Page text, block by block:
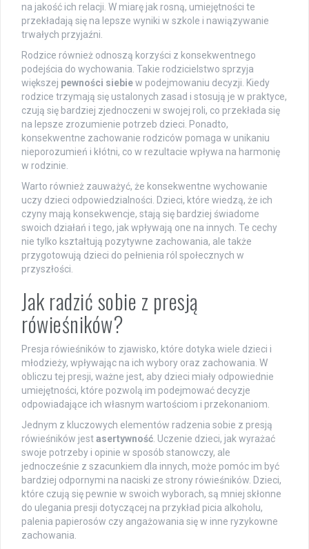
na jakość ich relacji. W miarę jak rosną, umiejętności te
przekładają się na lepsze wyniki w szkole i nawiązywanie
trwałych przyjaźni.
Rodzice również odnoszą korzyści z konsekwentnego
podejścia do wychowania. Takie rodzicielstwo sprzyja
większej pewności siebiew podejmowaniu decyzji. Kiedy
rodzice trzymają się ustalonych zasad i stosują je w praktyce,
czują się bardziej zjednoczeni w swojej roli, co przekłada się
na lepsze zrozumienie potrzeb dzieci. Ponadto,
konsekwentne zachowanie rodziców pomaga w unikaniu
nieporozumień i kłótni, co w rezultacie wpływa na harmonię
w rodzinie.
Warto również zauważyć, że konsekwentne wychowanie
uczy dzieci odpowiedzialności. Dzieci, które wiedzą, że ich
czyny mają konsekwencje, stają się bardziej świadome
swoich działań i tego, jak wpływają one na innych. Te cechy
nie tylko kształtują pozytywne zachowania, ale także
przygotowują dzieci do pełnienia ról społecznych w
przyszłości.
Jak radzić sobie z presją
rówieśników?
Presja rówieśników to zjawisko, które dotyka wiele dzieci i
młodzieży, wpływając na ich wybory oraz zachowania. W
obliczu tej presji, ważne jest, aby dzieci miały odpowiednie
umiejętności, które pozwolą im podejmować decyzje
odpowiadające ich własnym wartościom i przekonaniom.
Jednym z kluczowych elementów radzenia sobie z presją
rówieśników jestasertywność. Uczenie dzieci, jak wyrażać
swoje potrzeby i opinie w sposób stanowczy, ale
jednocześnie z szacunkiem dla innych, może pomóc im być
bardziej odpornymi na naciski ze strony rówieśników. Dzieci,
które czują się pewnie w swoich wyborach, są mniej skłonne
do ulegania presji dotyczącej na przykład picia alkoholu,
palenia papierosów czy angażowania się w inne ryzykowne
zachowania.